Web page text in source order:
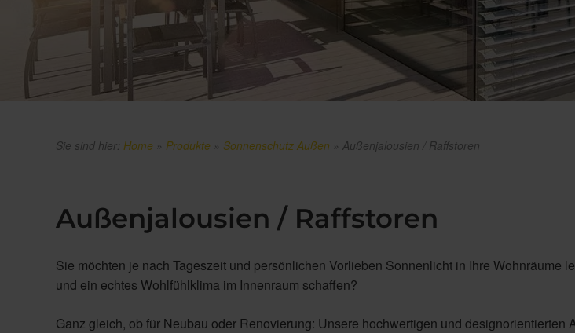
Sie sind hier: Home » Produkte » Sonnenschutz Außen » Außenjalousien / Raffstoren
Außenjalousien / Raffstoren
Sie möchten je nach Tageszeit und persönlichen Vorlieben Sonnenlicht in Ihre Wohnräume
und ein echtes Wohlfühlklima im Innenraum schaffen?
Ganz gleich, ob für Neubau oder Renovierung: Unsere hochwertigen und designorientierten